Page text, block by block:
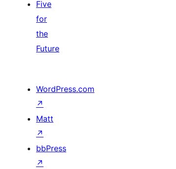
Five
for
the
Future
WordPress.com
↗
Matt
↗
bbPress
↗